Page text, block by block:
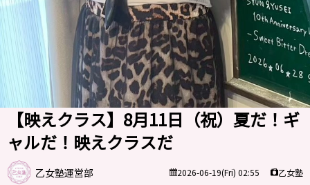
【映えクラス】8月11日（祝）夏だ！ギ
ャルだ！映えクラスだ
乙女塾運営部 2026-06-19(Fri) 02:55 乙女塾